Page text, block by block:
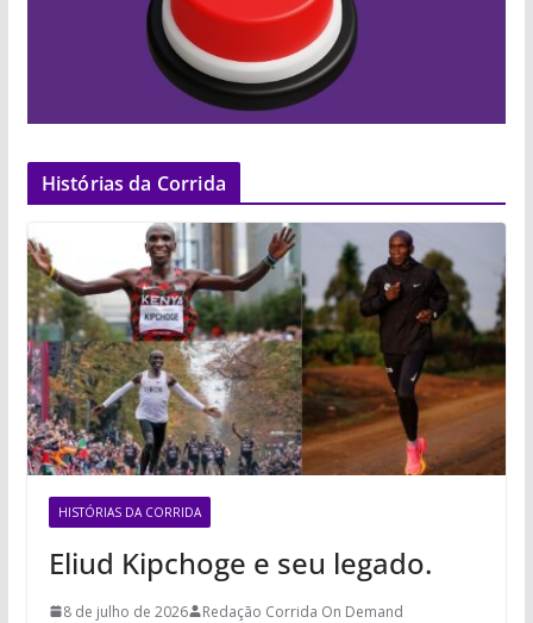
Histórias da Corrida
HISTÓRIAS DA CORRIDA
Eliud Kipchoge e seu legado.
8 de julho de 2026 Redação Corrida On Demand